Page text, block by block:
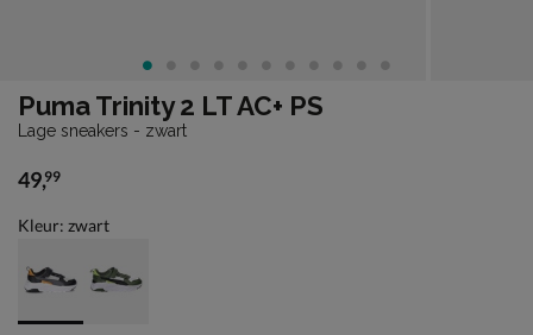
Puma Trinity 2 LT AC+ PS
Lage sneakers - zwart
€ 49,99
49,99
Kleur: zwart